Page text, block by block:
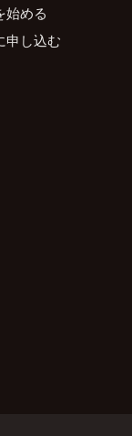
始める
申し込む